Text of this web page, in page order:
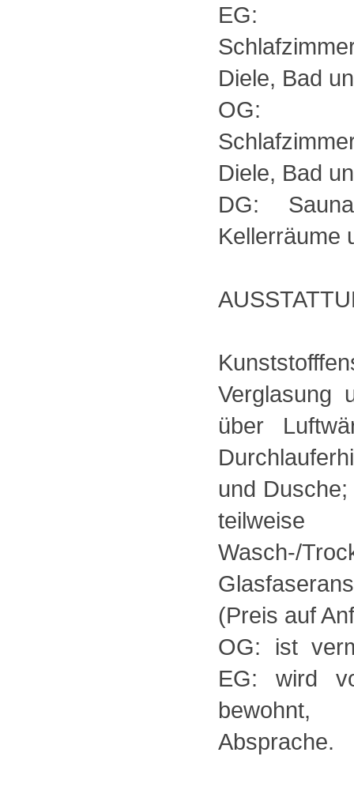
EG:
Diele, Bad
OG:
Diele, Bad
DG:
Kellerräume
Verglasung
über
und
Wasch-/
(Preis auf
OG: ist
EG: wird
bewohnt,
Absprache.